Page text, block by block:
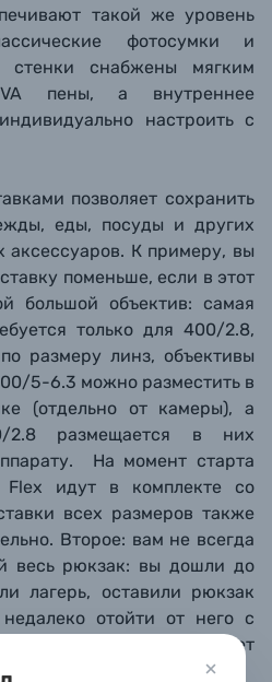
такой же уровень
фотосумки и
стенки снабжены мягким
пены, а внутреннее
настроить с
позволяет сохранить
еды, посуды и других
аксессуаров. К примеру, вы
поменьше, если в этот
большой объектив: самая
только для 400/2.8,
размеру линз, объективы
5-6.3 можно разместить в
(отдельно от камеры), а
2.8 размещается в них
На момент старта
идут в комплекте со
всех размеров также
Второе: вам не всегда
весь рюкзак: вы дошли до
лагерь, оставили рюкзак
отойти от него с
сумкой, которая защищает